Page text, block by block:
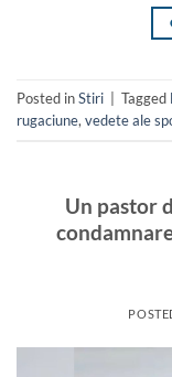
Posted inStiri Tagged
rugaciune, vedete ale
Un pastor